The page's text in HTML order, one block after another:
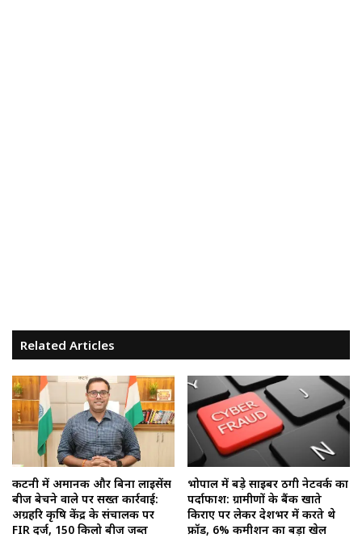
Related Articles
कटनी में अमानक और बिना लाइसेंस
बीज बेचने वाले पर सख्त कार्रवाई:
अग्रहरि कृषि केंद्र के संचालक पर
FIR दर्ज, 150 किलो बीज जब्त
भोपाल में बड़े साइबर ठगी नेटवर्क का
पर्दाफाश: ग्रामीणों के बैंक खाते
किराए पर लेकर देशभर में करते थे
फ्रॉड, 6% कमीशन का बड़ा खेल